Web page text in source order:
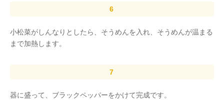
小松菜がしんなりとしたら、そうめんを入れ、そうめんが温まる
まで加熱します。
器に盛って、ブラックペッパーをかけて完成です。